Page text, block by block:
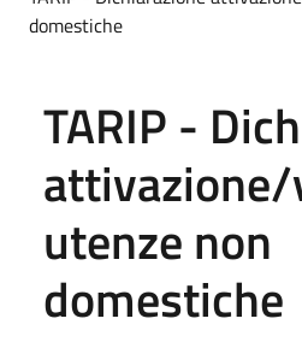
domestiche
TARIP -
utenze non
domestiche